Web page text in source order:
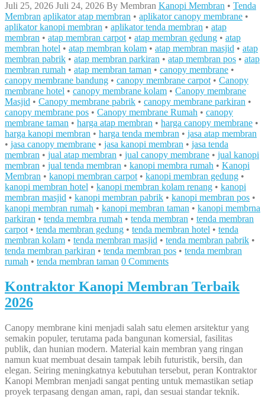
Juli 25, 2026 Juli 24, 2026 By Membran Kanopi Membran • Tenda
Membran aplikator atap membran • aplikator canopy membrane •
aplikator kanopi membran • aplikator tenda membran • atap
membran • atap membran carpot • atap membran gedung • atap
membran hotel • atap membran kolam • atap membran masjid • atap
membran pabrik • atap membran parkiran • atap membran pos • atap
membran rumah • atap membran taman • canopy membrane •
canopy membrane bandung • canopy membrane carpot • Canopy
membrane hotel • canopy membrane kolam • Canopy membrane
Masjid • Canopy membrane pabrik • canopy membrane parkiran •
canopy membrane pos • Canopy membrane Rumah • canopy
membrane taman • harga atap membran • harga canopy membrane •
harga kanopi membran • harga tenda membran • jasa atap membran
• jasa canopy membrane • jasa kanopi membran • jasa tenda
membran • jual atap membran • jual canopy membrane • jual kanopi
membran • jual tenda membran • kanopi membra rumah • Kanopi
Membran • kanopi membran carpot • kanopi membran gedung •
kanopi membran hotel • kanopi membran kolam renang • kanopi
membran masjid • kanopi membran pabrik • kanopi membran pos •
kanopi membran rumah • kanopi membran taman • kanopi membrna
parkiran • tenda membra rumah • tenda membran • tenda membran
carpot • tenda membran gedung • tenda membran hotel • tenda
membran kolam • tenda membran masjid • tenda membran pabrik •
tenda membran parkiran • tenda membran pos • tenda membran
rumah • tenda membran taman 0 Comments
Kontraktor Kanopi Membran Terbaik
2026
Canopy membrane kini menjadi salah satu elemen arsitektur yang
semakin populer, terutama pada bangunan komersial, fasilitas
publik, dan hunian modern. Material kain membran yang ringan
namun kuat membuat desain tampak lebih futuristik, bersih, dan
elegan. Seiring meningkatnya kebutuhan tersebut, peran Kontraktor
Kanopi Membran menjadi sangat penting untuk memastikan setiap
proyek terpasang dengan aman, rapi, dan sesuai standar teknik.